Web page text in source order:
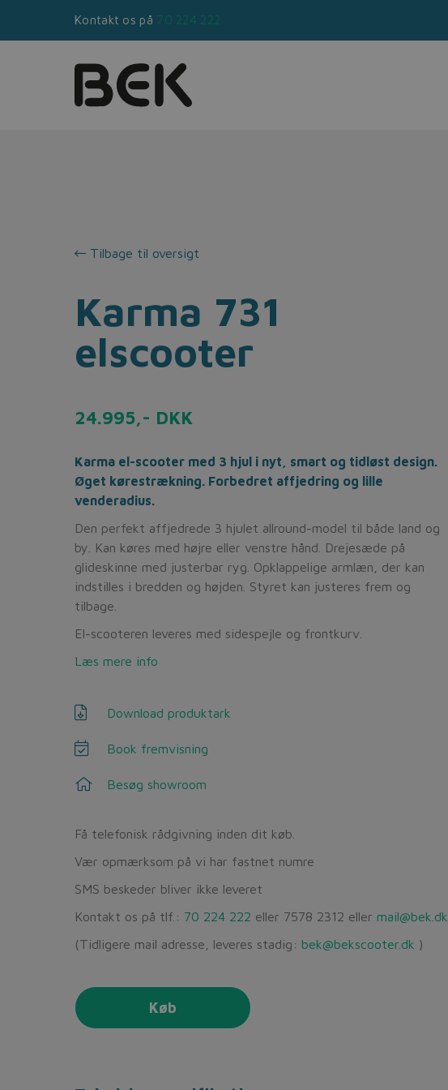
Kontakt os på 70 224 222
Tilbage til oversigt
Karma 731
elscooter
24.995,- DKK
Karma el-scooter med 3 hjul i nyt, smart og tidløst design.
Øget kørestrækning. Forbedret affjedring og lille
venderadius.
Den perfekt affjedrede 3 hjulet allround-model til både land og
by. Kan køres med højre eller venstre hånd. Drejesæde på
glideskinne med justerbar ryg. Opklappelige armlæn, der kan
indstilles i bredden og højden. Styret kan justeres frem og
tilbage.
El-scooteren leveres med sidespejle og frontkurv.
Læs mere info
Download produktark
Book fremvisning
Besøg showroom
Få telefonisk rådgivning inden dit køb.
Vær opmærksom på vi har fastnet numre
SMS beskeder bliver ikke leveret
Kontakt os på tlf.: 70 224 222 eller 7578 2312 eller mail@bek.dk
(Tidligere mail adresse, leveres stadig: bek@bekscooter.dk )
Køb